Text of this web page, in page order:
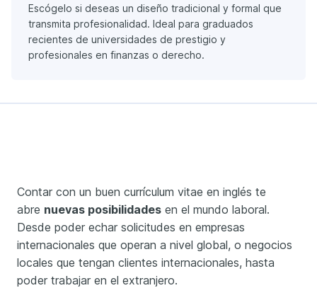
Escógelo si deseas un diseño tradicional y formal que
transmita profesionalidad. Ideal para graduados
recientes de universidades de prestigio y
profesionales en finanzas o derecho.
Contar con un buen currículum vitae en inglés te
abre nuevas posibilidades en el mundo laboral.
Desde poder echar solicitudes en empresas
internacionales que operan a nivel global, o negocios
locales que tengan clientes internacionales, hasta
poder trabajar en el extranjero.